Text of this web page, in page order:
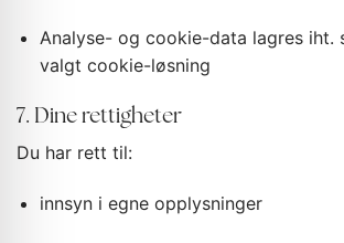
Analyse- og cookie-data lagres iht.
valgt cookie-løsning
7. Dine rettigheter
Du har rett til:
innsyn i egne opplysninger